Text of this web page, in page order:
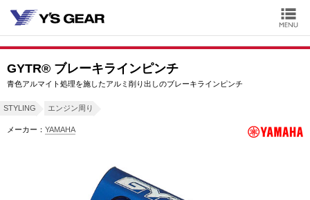
GYTR® ブレーキラインピンチ
青色アルマイト処理を施したアルミ削り出しのブレーキラインピンチ
STYLING エンジン周り
メーカー： YAMAHA